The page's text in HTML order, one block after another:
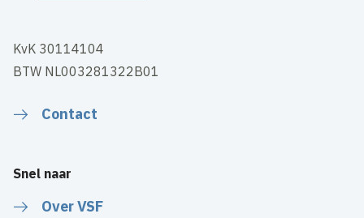
KvK 30114104
BTW NL003281322B01
Contact
Snel naar
Over VSF